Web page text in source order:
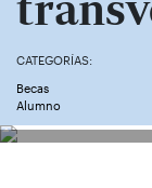
CATEGORÍAS:
Becas
Alumno